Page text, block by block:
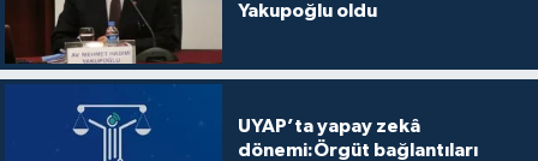
Yakupoğlu oldu
UYAP’ta yapay zekâ
dönemi:Örgüt bağlantıları